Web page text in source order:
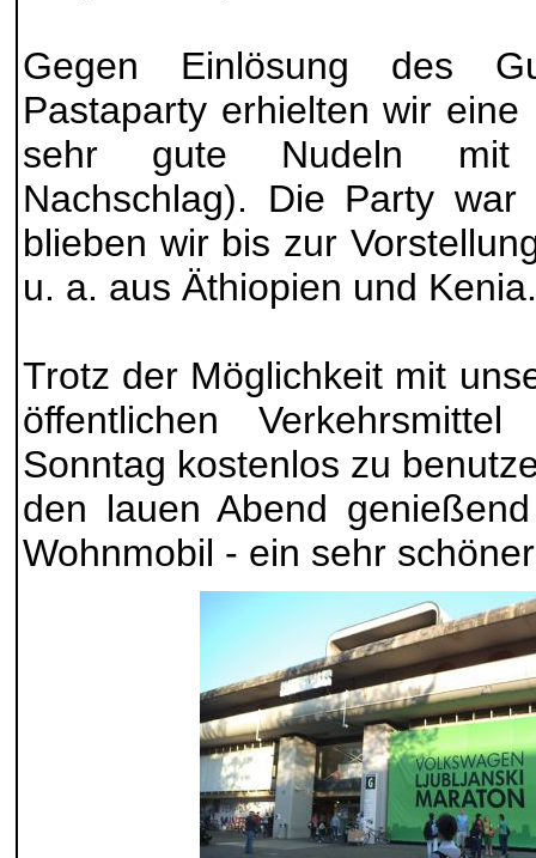
Gegen Einlösung des
Pastaparty erhielten wir
sehr gute Nudeln mit
Nachschlag). Die Party
blieben wir bis zur
u. a. aus Äthiopien und Kenia.
Trotz der Möglichkeit mit
öffentlichen
Sonntag kostenlos zu
den lauen Abend
Wohnmobil - ein sehr